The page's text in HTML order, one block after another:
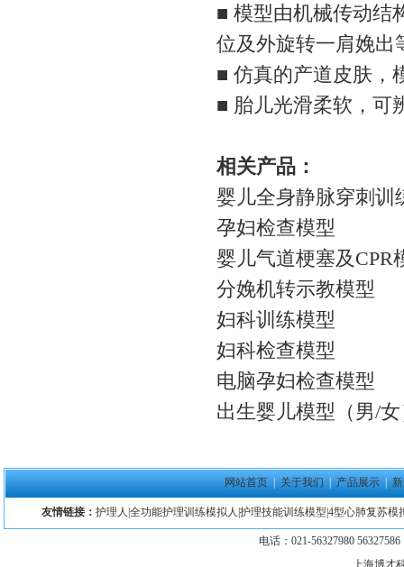
■ 模型由机械传动结
位及外旋转一肩娩出
■ 仿真的产道皮肤，
■ 胎儿光滑柔软，可
相关产品：
婴儿全身静脉穿刺训
孕妇检查模型
婴儿气道梗塞及CPR
分娩机转示教模型
妇科训练模型
妇科检查模型
电脑孕妇检查模型
出生婴儿模型（男/
网站首页 关于我们 产品展示
友情链接： 护理人 全功能护理训练模拟人 护理技能训练模型 4型心肺复苏模
电话：021-56327980
上海博才